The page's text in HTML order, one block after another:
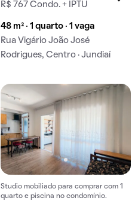
R$ 767 Condo. + IPTU
48 m² · 1 quarto · 1 vaga
Rua Vigário João José
Rodrigues, Centro · Jundiaí
Studio mobiliado para comprar com 1
quarto e piscina no condomínio.